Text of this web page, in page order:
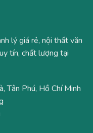
lý giá rẻ, nội thất văn
tín, chất lượng tại
Tân Phú, Hồ Chí Minh